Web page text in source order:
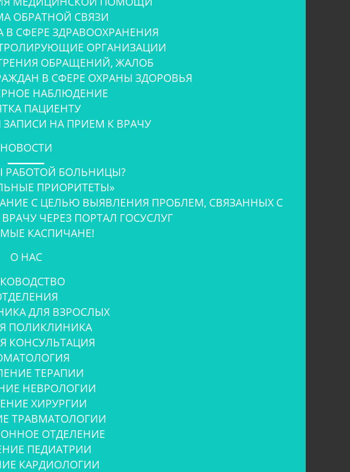
ОБРАТНОЙ СВЯЗИ
В СФЕРЕ ЗДРАВООХРАНЕНИЯ
ОРГАНИЗАЦИИ
ОБРАЩЕНИЙ, ЖАЛОБ
В СФЕРЕ ОХРАНЫ ЗДОРОВЬЯ
НАБЛЮДЕНИЕ
ПАЦИЕНТУ
НА ПРИЕМ К ВРАЧУ
НОВОСТИ
РАБОТОЙ БОЛЬНИЦЫ?
ПРИОРИТЕТЫ»
С ЦЕЛЬЮ ВЫЯВЛЕНИЯ ПРОБЛЕМ, СВЯЗАННЫХ С
ЧЕРЕЗ ПОРТАЛ ГОСУСЛУГ
КАСПИЧАНЕ!
О НАС
ДЛЯ ВЗРОСЛЫХ
ПОЛИКЛИНИКА
КОНСУЛЬТАЦИЯ
ТЕРАПИИ
НЕВРОЛОГИИ
ХИРУРГИИ
ТРАВМАТОЛОГИИ
ОТДЕЛЕНИЕ
ПЕДИАТРИИ
КАРДИОЛОГИИ